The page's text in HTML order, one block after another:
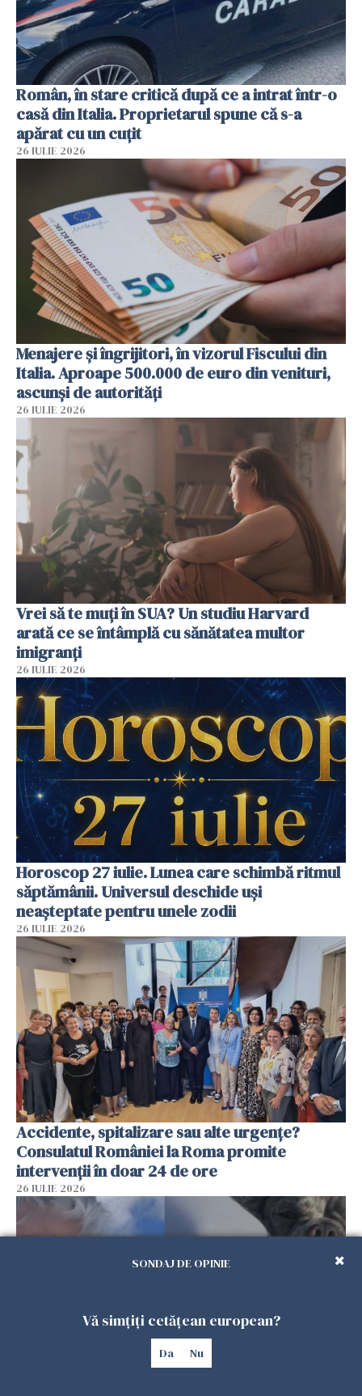
Român, în stare critică după ce a intrat într-o
casă din Italia. Proprietarul spune că s-a
apărat cu un cuțit
26 IULIE 2026
Menajere și îngrijitori, în vizorul Fiscului din
Italia. Aproape 500.000 de euro din venituri,
ascunși de autorități
26 IULIE 2026
Vrei să te muți în SUA? Un studiu Harvard
arată ce se întâmplă cu sănătatea multor
imigranți
26 IULIE 2026
Horoscop 27 iulie. Lunea care schimbă ritmul
săptămânii. Universul deschide uși
neașteptate pentru unele zodii
26 IULIE 2026
Accidente, spitalizare sau alte urgențe?
Consulatul României la Roma promite
intervenții în doar 24 de ore
26 IULIE 2026
SONDAJ DE OPINIE
Vă simțiți cetățean european?
Da Nu